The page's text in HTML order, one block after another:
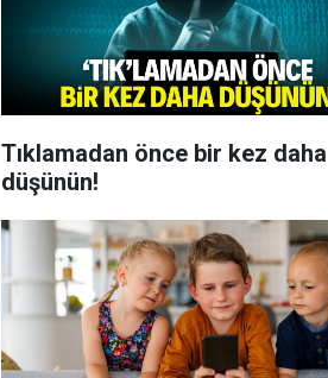
Tıklamadan önce bir kez daha
düşünün!